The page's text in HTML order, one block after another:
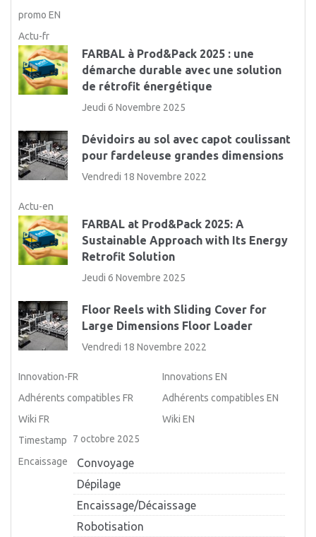
promo EN
Actu-fr
FARBAL à Prod&Pack 2025 : une
démarche durable avec une solution
de rétrofit énergétique
Jeudi 6 Novembre 2025
Dévidoirs au sol avec capot coulissant
pour fardeleuse grandes dimensions
Vendredi 18 Novembre 2022
Actu-en
FARBAL at Prod&Pack 2025: A
Sustainable Approach with Its Energy
Retrofit Solution
Jeudi 6 Novembre 2025
Floor Reels with Sliding Cover for
Large Dimensions Floor Loader
Vendredi 18 Novembre 2022
Innovation-FR
Innovations EN
Adhérents compatibles FR
Adhérents compatibles EN
Wiki FR
Wiki EN
Timestamp
7 octobre 2025
Encaissage
Convoyage
Dépilage
Encaissage/Décaissage
Robotisation